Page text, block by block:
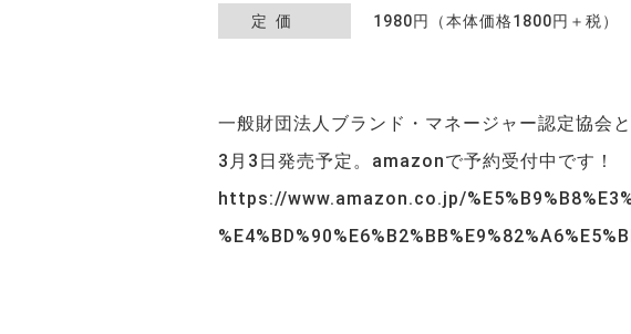
定価 1980円（本体価格1800円＋税）
一般財団法人ブランド・マネージャー認定協会
3月3日発売予定。amazonで予約受付中です！
https://www.amazon.co.jp/